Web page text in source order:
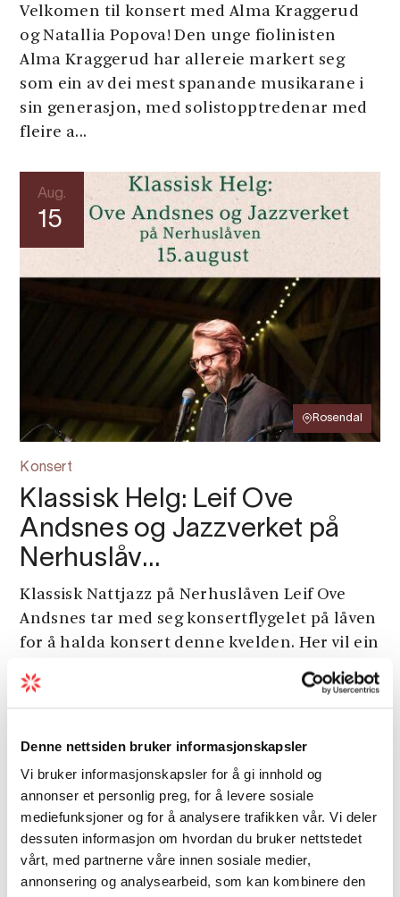
Denne nettsiden bruker informasjonskapsler
Vi bruker informasjonskapsler for å gi innhold og
annonser et personlig preg, for å levere sosiale
mediefunksjoner og for å analysere trafikken vår. Vi deler
dessuten informasjon om hvordan du bruker nettstedet
vårt, med partnerne våre innen sosiale medier,
annonsering og analysearbeid, som kan kombinere den
Velkomen til konsert med Alma Kraggerud
og Natallia Popova! Den unge fiolinisten
Alma Kraggerud har allereie markert seg
som ein av dei mest spanande musikarane i
sin generasjon, med solistopptredenar med
fleire a...
Aug.
15
Rosendal
Konsert
Klassisk Helg: Leif Ove
Andsnes og Jazzverket på
Nerhuslåv…
Klassisk Nattjazz på Nerhuslåven Leif Ove
Andsnes tar med seg konsertflygelet på låven
for å halda konsert denne kvelden. Her vil ein
og møta det Rosendalsbaserte bandet
Jazzverket på heimebane som har med seg
Aug.
16